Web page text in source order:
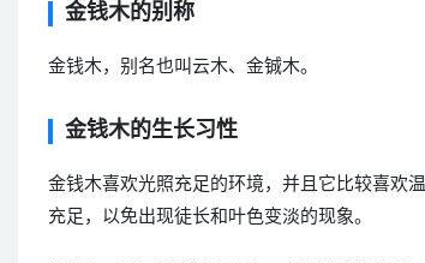
金钱木的别称
金钱木，别名也叫云木、金铖木。
金钱木的生长习性
金钱木喜欢光照充足的环境，并且它比较喜欢
充足，以免出现徒长和叶色变淡的现象。